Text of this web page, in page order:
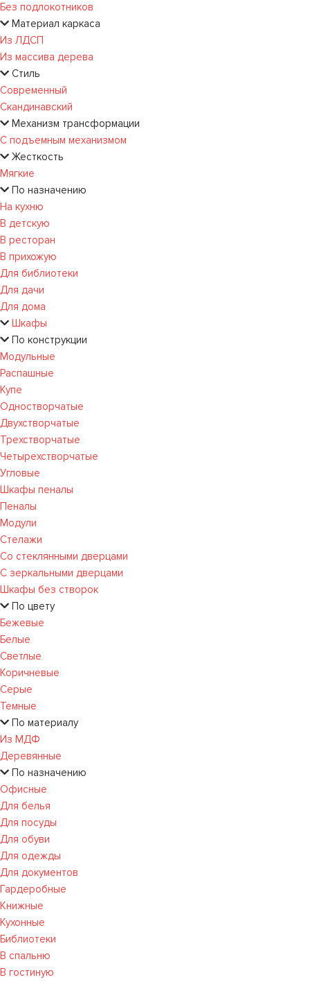
Без подлокотников
Материал каркаса
Из ЛДСП
Из массива дерева
Стиль
Современный
Скандинавский
Механизм трансформации
С подъемным механизмом
Жесткость
Мягкие
По назначению
На кухню
В детскую
В ресторан
В прихожую
Для библиотеки
Для дачи
Для дома
Шкафы
По конструкции
Модульные
Распашные
Купе
Одностворчатые
Двухстворчатые
Трехстворчатые
Четырехстворчатые
Угловые
Шкафы пеналы
Пеналы
Модули
Стелажи
Со стеклянными дверцами
С зеркальными дверцами
Шкафы без створок
По цвету
Бежевые
Белые
Светлые
Коричневые
Серые
Темные
По материалу
Из МДФ
Деревянные
По назначению
Офисные
Для белья
Для посуды
Для обуви
Для одежды
Для документов
Гардеробные
Книжные
Кухонные
Библиотеки
В спальню
В гостиную